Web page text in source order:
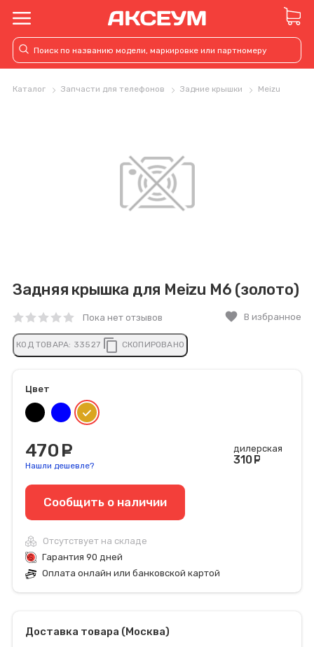
Каталог Запчасти для телефонов Задние крышки Meizu
Задняя крышка для Meizu M6 (золото)
Пока нет отзывов favorite В избранное
КОД ТОВАРА: 33527 content_copy СКОПИРОВАНО
Цвет
470
Нашли дешевле?
дилерская
310
Сообщить o наличии
Отсутствует на складе
Гарантия 90 дней
Оплата онлайн или банковской картой
Доставка товара (Москва)